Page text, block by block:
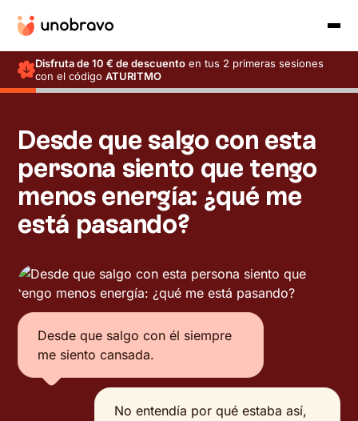
Disfruta de 10 € de descuento en tus 2 primeras sesiones
con el códigoATURITMO
Desde que salgo con esta
persona siento que tengo
menos energía: ¿qué me
está pasando?
Desde que salgo con él siempre
me siento cansada.
No entendía por qué estaba así,